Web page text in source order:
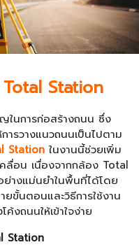
Station
ในการก่อสร้างถนน ซึ่ง
รวางแนวถนนเป็นไปตาม
Station ในงานนี้ช่วยเพิ่ม
ลื่อน เนื่องจากกล้อง Total
ย่างแม่นยำในพื้นที่ได้โดย
ขั้นตอนและวิธีการใช้งาน
งถนนให้เข้าใจง่าย
Station